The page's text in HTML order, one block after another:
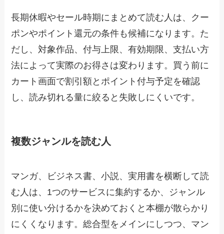
長期休暇やセール時期にまとめて読む人は、クー
ポンやポイント還元の条件も候補になります。た
だし、対象作品、付与上限、有効期限、支払い方
法によって実際のお得さは変わります。買う前に
カート画面で割引額とポイント付与予定を確認
し、読み切れる量に絞ると失敗しにくいです。
複数ジャンルを読む人
マンガ、ビジネス書、小説、実用書を横断して読
む人は、1つのサービスに集約するか、ジャンル
別に使い分けるかを決めておくと本棚が散らかり
にくくなります。総合型をメインにしつつ、マン